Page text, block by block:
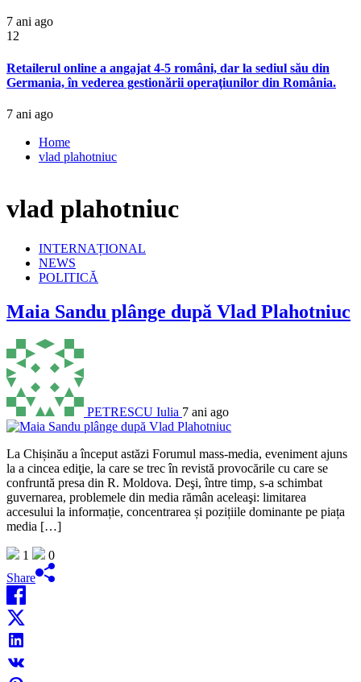
7 ani ago
12
Retailerul online a angajat 4-5 români, dar la sediul său din
Germania, în vederea gestionării operaţiunilor din România.
7 ani ago
Home
vlad plahotniuc
vlad plahotniuc
INTERNAȚIONAL
NEWS
POLITICĂ
Maia Sandu plânge după Vlad Plahotniuc
PETRESCU Iulia 7 ani ago
La Chișinău a început astăzi Forumul mass-media, eveniment ajuns
la a cincea ediţie, la care se trec în revistă provocările cu care se
confruntă presa din R. Moldova. Deşi, între timp, s-a schimbat
guvernarea, problemele din media rămân aceleaşi: limitarea
accesului la informație, concentrarea și pozițiile dominante pe piața
media […]
1
0
Share